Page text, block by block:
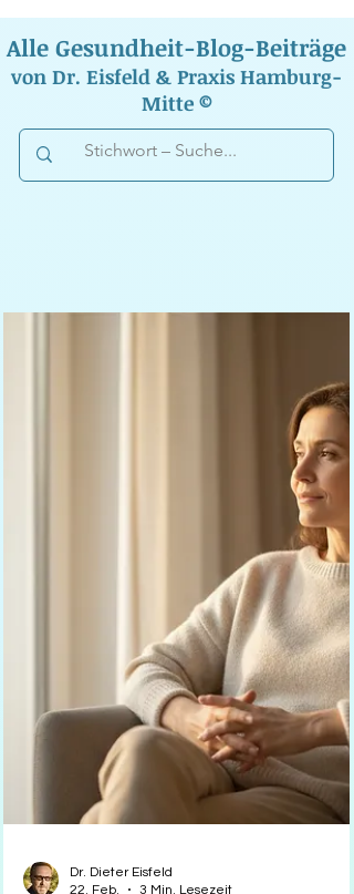
Alle Gesundheit-Blog-Beiträge
von Dr. Eisfeld & Praxis Hamburg-
Mitte ©
Dr. Dieter Eisfeld